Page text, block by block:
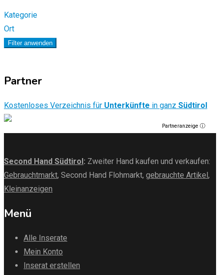
Kategorie
Ort
Filter anwenden
Partner
Kostenloses Verzeichnis für Unterkünfte in ganz Südtirol
Partneranzeige ⓘ
Second Hand Südtirol : Zweiter Hand kaufen und verkaufen:
Gebrauchtmarkt, Second Hand Flohmarkt, gebrauchte Artikel ,
Kleinanzeigen
Menü
Alle Inserate
Mein Konto
Inserat erstellen